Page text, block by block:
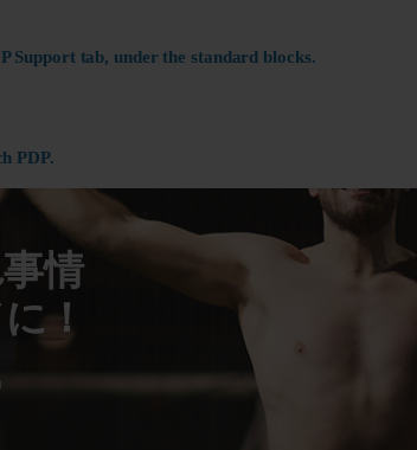
Support tab, under the standard blocks.
PDP.
情
！